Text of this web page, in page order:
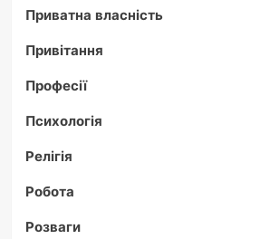
Приватна власність
Привітання
Професії
Психологія
Релігія
Робота
Розваги